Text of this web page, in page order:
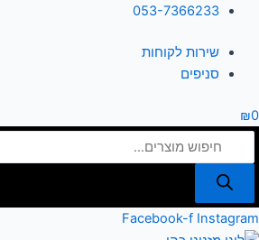
דילוג
053-7366233
שירות לקוחות
סניפים
₪0
Products
Facebook-f Instagram